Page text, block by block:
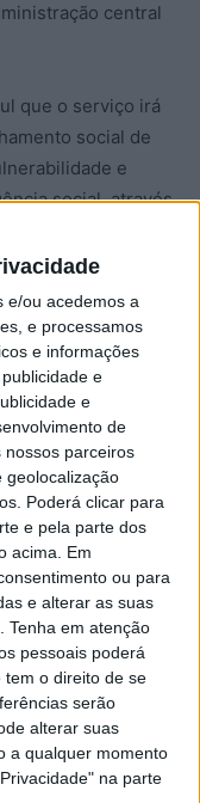
e/ou acedemos a
e processamos
e informações
e
e
de
nossos parceiros
geolocalização
Poderá clicar para
e pela parte dos
acima. Em
ou para
e alterar as suas
Tenha em atenção
pessoais poderá
tem o direito de se
serão
alterar suas
a qualquer momento
na parte
central
que o serviço irá
social de
e
social, através
realiza-se às
12:30, através de
Diária – 96.8